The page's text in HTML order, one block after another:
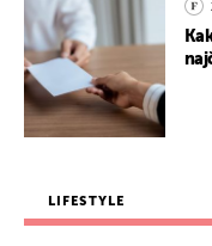
LIFESTYLE